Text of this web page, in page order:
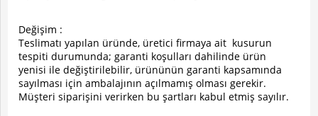
Değişim :
Teslimatı yapılan üründe, üretici firmaya ait kusurun
tespiti durumunda; garanti koşulları dahilinde ürün
yenisi ile değiştirilebilir, ürününün garanti kapsamında
sayılması için ambalajının açılmamış olması gerekir.
Müşteri siparişini verirken bu şartları kabul etmiş sayılır.